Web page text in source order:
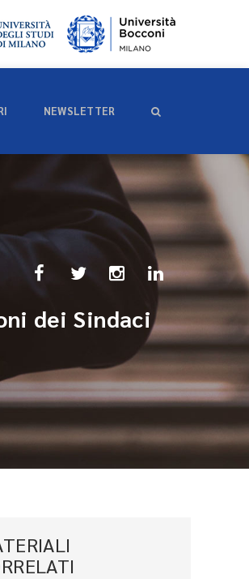
NEWSLETTER
dei Sindaci